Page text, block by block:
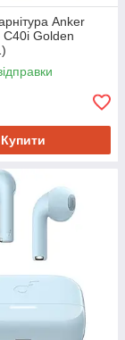
Anker
Golden
Купити